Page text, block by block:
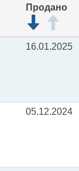
Продано
16.01.2025
05.12.2024